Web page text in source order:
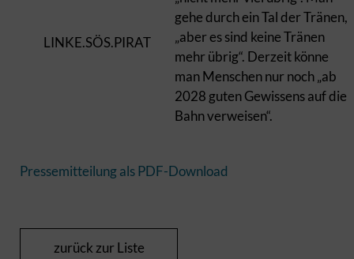
LINKE.SÖS.PIRAT
gehe durch ein Tal der Tränen,
„aber es sind keine Tränen
mehr übrig“. Derzeit könne
man Menschen nur noch „ab
2028 guten Gewissens auf die
Bahn verweisen“.
Pressemitteilung als PDF-Download
zurück zur Liste